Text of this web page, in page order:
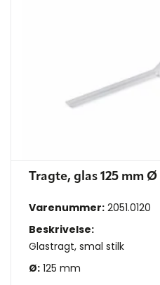
Tragte, glas 125 mm Ø
Varenummer: 2051.0120
Beskrivelse:
Glastragt, smal stilk
Ø: 125 mm